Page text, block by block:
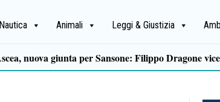
Animali Leggi & Giustizia
sapere prima di sceglierlo 13:22